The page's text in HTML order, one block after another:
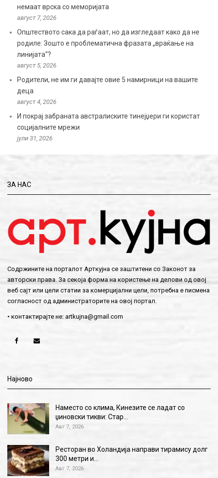
немаат врска со меморијата
август 7, 2026
Општеството сака да раѓаат, но да изгледаат како да не
родиле: Зошто е проблематична фразата „враќање на
линијата“?
август 5, 2026
Родители, не им ги давајте овие 5 намирници на вашите
деца
август 4, 2026
И покрај забраната австралиските тинејџери ги користат
социјалните мрежи
јули 31, 2026
ЗА НАС
Содржините на порталот Арткујна се заштитени со Законот за
авторски права. За секоја форма на користење на делови од овој
веб сајт или цели статии за комерцијални цели, потребна е писмена
согласност од администраторите на овој портал.
• контактирајте не: artkujna@gmail.com
Најново
Наместо со клима, Кинезите се ладат со
џиновски тикви: Стар…
Авг 7, 2026
Ресторан во Холандија направи тирамису долг
300 метри и…
Авг 7, 2026